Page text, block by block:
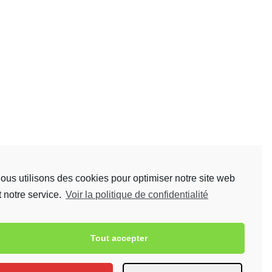
utilisons des cookies pour optimiser notre site web
notre service. Voir la politique de confidentialité
Tout accepter